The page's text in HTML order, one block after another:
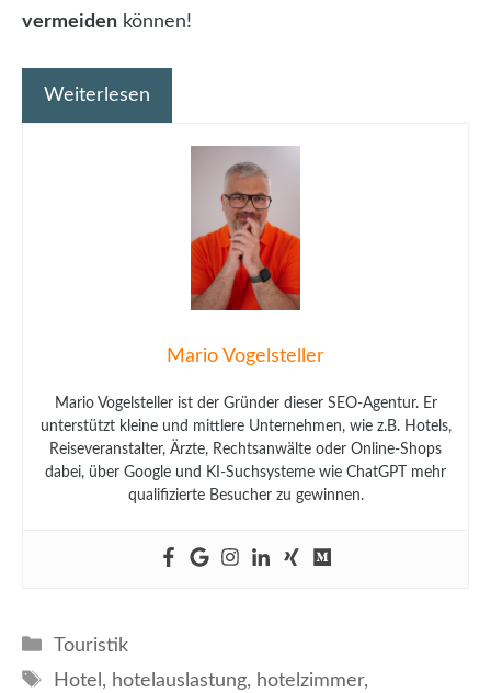
vermeiden können!
Weiterlesen
Mario Vogelsteller
Mario Vogelsteller ist der Gründer dieser SEO-Agentur. Er
unterstützt kleine und mittlere Unternehmen, wie z.B. Hotels,
Reiseveranstalter, Ärzte, Rechtsanwälte oder Online-Shops
dabei, über Google und KI-Suchsysteme wie ChatGPT mehr
qualifizierte Besucher zu gewinnen.
Kategorien
Touristik
Schlagwörter
Hotel , hotelauslastung, hotelzimmer,